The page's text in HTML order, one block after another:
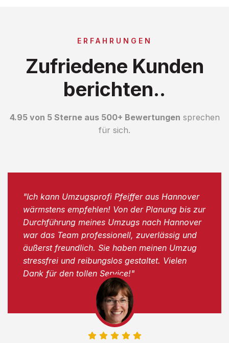
ERFAHRUNGEN
Zufriedene Kunden
berichten..
4.95 von 5 Sterne aus 500+ Bewertungen sprechen
für sich.
"Ich kann Umzugsprofi Pfeiffer aus Hannover
wärmstens empfehlen! Von der Planung bis zur
Durchführung meines Umzugs nach Hannover
war das Team professionell, zuverlässig und
äußerst freundlich. Sie haben meinen Umzug
stressfrei und reibungslos gestaltet. Vielen
Dank für den tollen Service!"